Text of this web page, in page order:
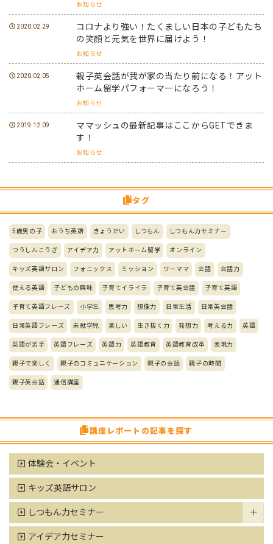
お知らせ
2020.02.29
コロナより強い！たくましい日本の子どもたち
の笑顔と元気を世界に届けよう！
お知らせ
2020.02.05
親子英会話が我が家の当たり前になる！アット
ホーム留学パフォーマーになろう！
お知らせ
2019.12.09
ママッシュの最新記事はここからGETできま
す！
お知らせ
タグ
5歳男の子 おうち英語 きょうだい しつもん しつもん力セミナー
つうしんこうざ アイデア力 アットホーム留学 オンライン
キッズ英語サロン フォニックス ミッション ワーママ 会話 会話力
使える英語 子どもの興味 子育てイライラ 子育て英会話 子育て英語
子育て英語フレーズ 小学生 思考力 想像力 日常生活 日常英会話
日常英語フレーズ 未就学児 楽しい 生き抜く力 発想力 考える力 英語
英語が苦手 英語フレーズ 英語力 英語教育 英語教育改革 表現力
親子で楽しく 親子のコミュニケーション 親子の会話 親子の時間
親子英会話 通信講座
講座レポートの記事を探す
体験会・イベント
キッズ英語サロン
しつもん力セミナー
アイデア力セミナー